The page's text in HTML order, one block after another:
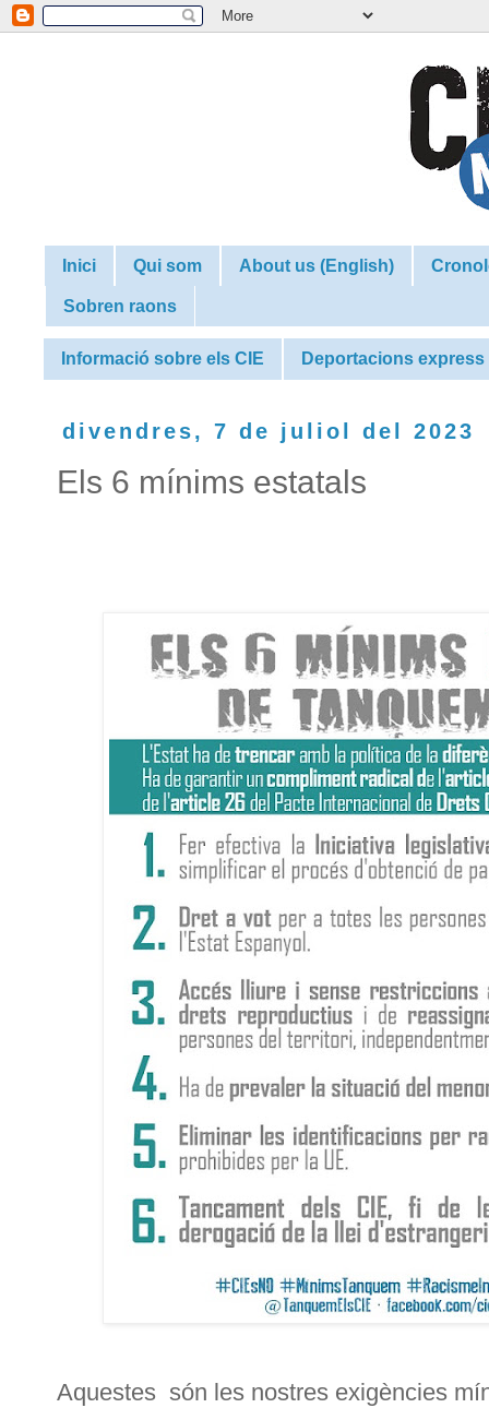
Inici Qui som About us (English)
Sobren raons
Informació sobre els CIE Deportacions express
divendres, 7 de juliol del 2023
Els 6 mínims estatals
Aquestes són les nostres exigències